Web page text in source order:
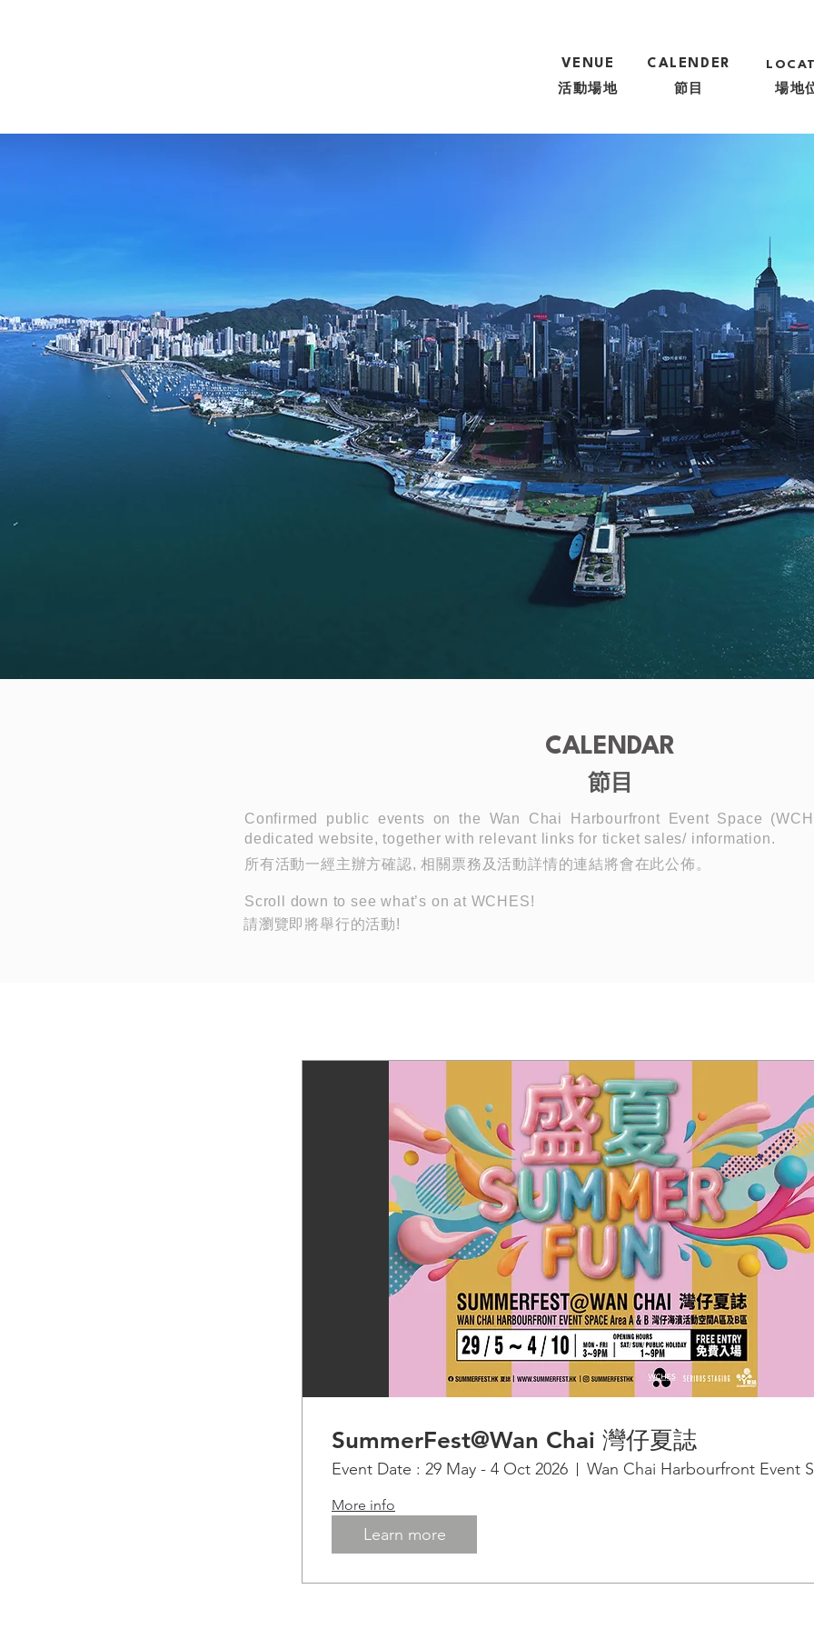
VENUE
活動場地
CALENDER
節目 場地
CALENDAR
節目
Confirmed public events on the Wan Chai Harbourfront Event Space
dedicated website, together with relevant links for ticket sales/ information.
所有活動一經主辦方確認, 相關票務及活動詳情的連結將會在此公佈。
Scroll down to see what’s on at WCHES!
請瀏覽即將舉行的活動!
SummerFest@Wan Chai 灣仔夏誌
Event Date : 29 May - 4 Oct 2026 Wan Chai Harbourfront Event
More info
Learn more